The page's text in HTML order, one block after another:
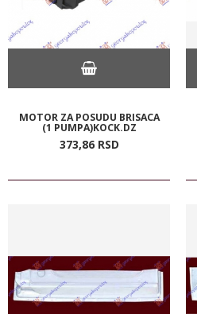
MOTOR ZA POSUDU BRISACA
(1 PUMPA)KOCK.DZ
373,86 RSD